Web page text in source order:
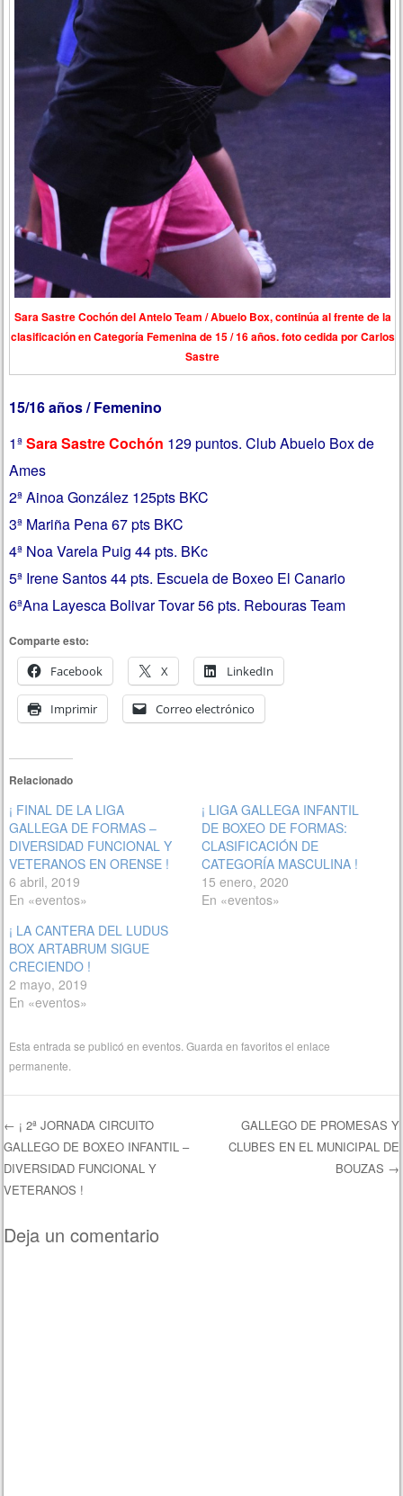
Sara Sastre Cochón del Antelo Team / Abuelo Box, continúa al frente de la
clasificación en Categoría Femenina de 15 / 16 años. foto cedida por Carlos
Sastre
15/16 años / Femenino
1ªSara Sastre Cochón 129 puntos. Club Abuelo Box de
Ames
2ª Ainoa González 125pts BKC
3ª Mariña Pena 67 pts BKC
4ª Noa Varela Puig 44 pts. BKc
5ª Irene Santos 44 pts. Escuela de Boxeo El Canario
6ªAna Layesca Bolivar Tovar 56 pts. Rebouras Team
Comparte esto:
Facebook
X LinkedIn
Imprimir Correo electrónico
Relacionado
¡ FINAL DE LA LIGA
GALLEGA DE FORMAS –
DIVERSIDAD FUNCIONAL Y
VETERANOS EN ORENSE !
6 abril, 2019
En «eventos»
¡ LIGA GALLEGA INFANTIL
DE BOXEO DE FORMAS:
CLASIFICACIÓN DE
CATEGORÍA MASCULINA !
15 enero, 2020
En «eventos»
¡ LA CANTERA DEL LUDUS
BOX ARTABRUM SIGUE
CRECIENDO !
2 mayo, 2019
En «eventos»
Esta entrada se publicó eneventos . Guarda en favoritos elenlace
permanente
Navegación de entradas
← ¡ 2ª JORNADA CIRCUITO
GALLEGO DE BOXEO INFANTIL –
DIVERSIDAD FUNCIONAL Y
VETERANOS !
GALLEGO DE PROMESAS Y
CLUBES EN EL MUNICIPAL DE
BOUZAS →
Deja un comentario